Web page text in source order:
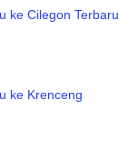
ke Cilegon Terbaru
ke Krenceng